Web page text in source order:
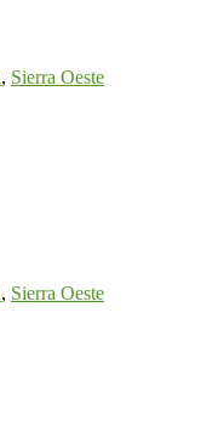
, Sierra Oeste
, Sierra Oeste